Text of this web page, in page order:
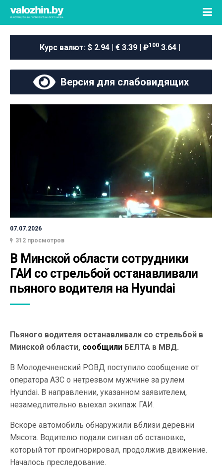
Курс валют: $ 2.94 | € 3.39 | ₽100 3.64 |
Версия для слабовидящих
07.07.2026
312 просмотров
В Минской области сотрудники
ГАИ со стрельбой останавливали
пьяного водителя на Hyundai
Пьяного водителя останавливали со стрельбой в
Минской области, сообщили БЕЛТА в МВД.
В Молодечненский РОВД поступило сообщение от
оператора АЗС о нетрезвом мужчине за рулем
Hyundai. В направлении, указанном заявителем,
незамедлительно выехал экипаж ГАИ.
Вскоре автомобиль обнаружили вблизи деревни
Мясота. Водителю подали сигнал об остановке,
который тот проигнорировал, продолжив движение.
Началось преследование.